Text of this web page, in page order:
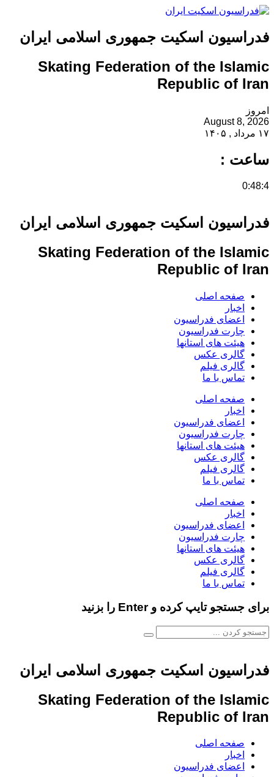
فدراسیون اسکیت جمهوری اسلامی ایران
Skating Federation of the Islamic
Republic of Iran
امروز
August 8, 2026
۱۷ مرداد , ۱۴۰۵
ساعت :
0:48:4
فدراسیون اسکیت جمهوری اسلامی ایران
Skating Federation of the Islamic
Republic of Iran
صفحه اصلی
اخبار
اعضای فدراسیون
چارت فدراسیون
هیئت های استانها
گالری عکس
گالری فیلم
تماس با ما
صفحه اصلی
اخبار
اعضای فدراسیون
چارت فدراسیون
هیئت های استانها
گالری عکس
گالری فیلم
تماس با ما
صفحه اصلی
اخبار
اعضای فدراسیون
چارت فدراسیون
هیئت های استانها
گالری عکس
گالری فیلم
تماس با ما
برای جستجو تایپ کرده و Enter را بزنید
فدراسیون اسکیت جمهوری اسلامی ایران
Skating Federation of the Islamic
Republic of Iran
صفحه اصلی
اخبار
اعضای فدراسیون